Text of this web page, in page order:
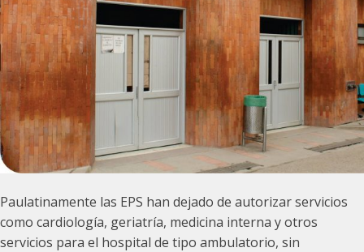
Paulatinamente las EPS han dejado de autorizar servicios
como cardiología, geriatría, medicina interna y otros
servicios para el hospital de tipo ambulatorio, sin